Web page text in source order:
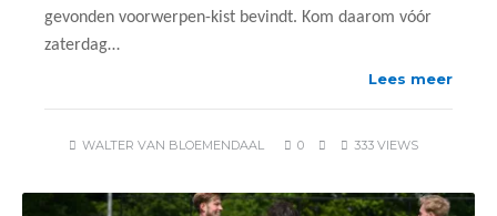
gevonden voorwerpen-kist bevindt. Kom daarom vóór
zaterdag…
Lees meer
WALTER VAN BLOEMENDAAL 0 333 VIEWS